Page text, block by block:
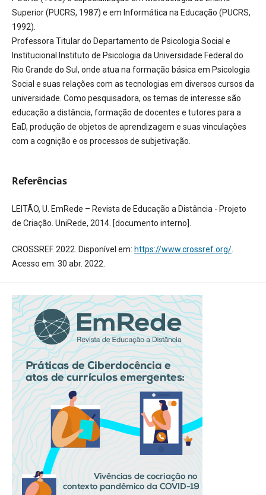
Superior (PUCRS, 1987) e em Informática na Educação (PUCRS,
1992).
Professora Titular do Departamento de Psicologia Social e
Institucional Instituto de Psicologia da Universidade Federal do
Rio Grande do Sul, onde atua na formação básica em Psicologia
Social e suas relações com as tecnologias em diversos cursos da
universidade. Como pesquisadora, os temas de interesse são
educação a distância, formação de docentes e tutores para a
EaD, produção de objetos de aprendizagem e suas vinculações
com a cognição e os processos de subjetivação.
Referências
LEITÃO, U. EmRede – Revista de Educação a Distância - Projeto
de Criação. UniRede, 2014. [documento interno].
CROSSREF. 2022. Disponível em: https://www.crossref.org/.
Acesso em: 30 abr. 2022.